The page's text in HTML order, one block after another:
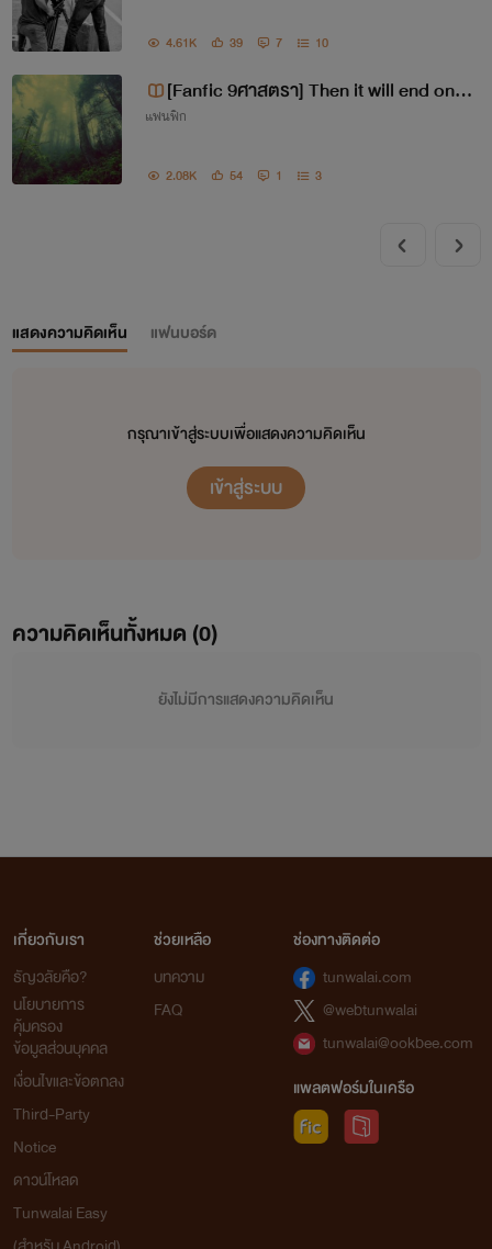
4.61K 39 7 10
[Fanfic 9ศาสตรา] Then it will end one
day
แฟนฟิก
2.08K 54 1 3
แสดงความคิดเห็น แฟนบอร์ด
กรุณาเข้าสู่ระบบเพื่อแสดงความคิดเห็น
เข้าสู่ระบบ
ความคิดเห็นทั้งหมด (0)
ยังไม่มีการแสดงความคิดเห็น
เกี่ยวกับเรา
ธัญวลัยคือ?
นโยบายการ
คุ้มครอง
ข้อมูลส่วนบุคคล
เงื่อนไขและข้อตกลง
Third-Party
Notice
ดาวน์โหลด
Tunwalai Easy
ช่วยเหลือ
บทความ
FAQ
ช่องทางติดต่อ
tunwalai.com
@webtunwalai
tunwalai@ookbee.com
แพลตฟอร์มในเครือ